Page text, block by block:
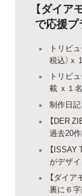
【ダイ
で応援プ
トリビ
税込）ｘ
トリビ
載 ｘ１名
制作日
【DER
過去20
【
がデザイ
【ダイ
裏に６字